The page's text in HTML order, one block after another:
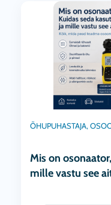
ÕHUPUHASTAJA,
Mis on
mille vastu see